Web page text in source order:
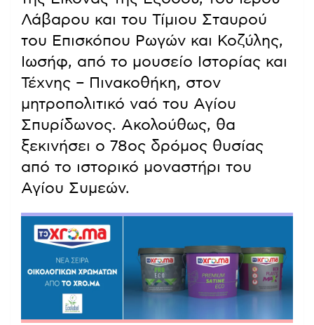
Λάβαρου και του Τίμιου Σταυρού
του Επισκόπου Ρωγών και Κοζύλης,
Ιωσήφ, από το μουσείο Ιστορίας και
Τέχνης – Πινακοθήκη, στον
μητροπολιτικό ναό του Αγίου
Σπυρίδωνος. Ακολούθως, θα
ξεκινήσει ο 78ος δρόμος θυσίας
από το ιστορικό μοναστήρι του
Αγίου Συμεών.